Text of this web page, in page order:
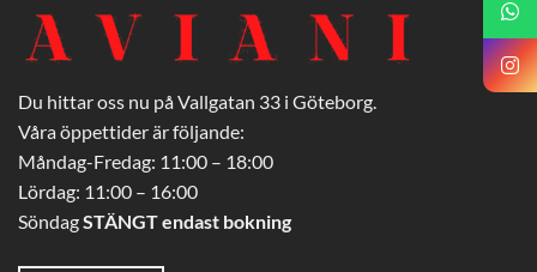
Du hittar oss nu på Vallgatan 33 i Göteborg.
Våra öppettider är följande:
Måndag-Fredag: 11:00 – 18:00
Lördag: 11:00 – 16:00
SöndagSTÄNGT endast bokning